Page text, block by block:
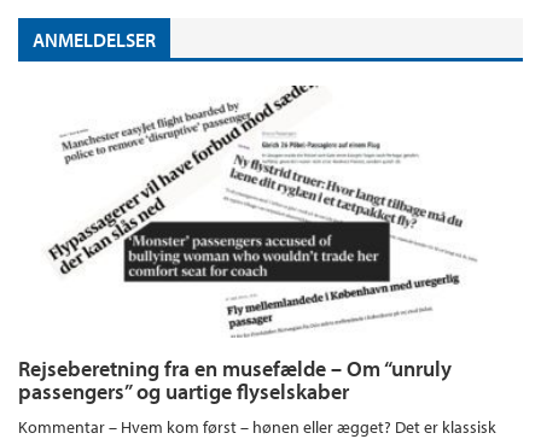
ANMELDELSER
Rejseberetning fra en musefælde – Om “unruly
passengers” og uartige flyselskaber
Kommentar – Hvem kom først – hønen eller ægget? Det er klassisk